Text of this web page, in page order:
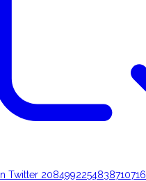
Twitter 2084992254838710716